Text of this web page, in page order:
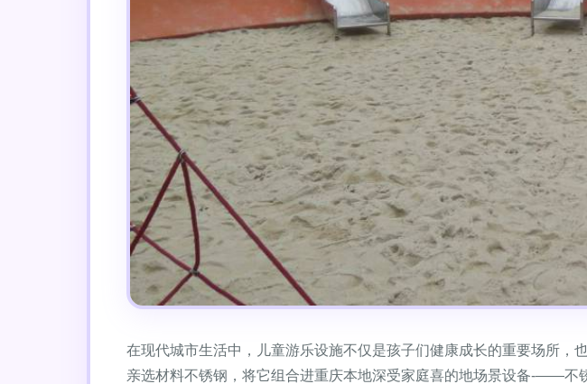
在现代城市生活中，儿童游乐设施不仅是孩子们健康成长的重要场所
亲选材料不锈钢，将它组合进重庆本地深受家庭喜的地场景设备-——不